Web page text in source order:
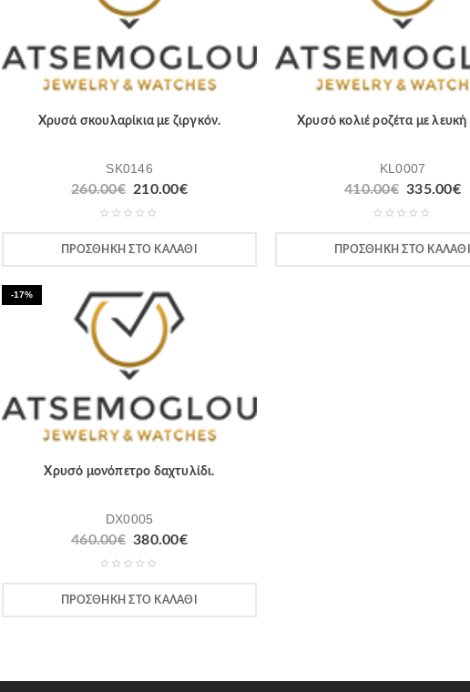
Χρυσά σκουλαρίκια με ζιργκόν.
SK0146
260.00€ 210.00€
ΠΡΟΣΘΉΚΗ ΣΤΟ ΚΑΛΆΘΙ
Χρυσό κολιέ ροζέτα με λευκή
KL0007
410.00€ 335.00€
ΠΡΟΣΘΉΚΗ ΣΤΟ ΚΑΛΆΘΙ
-17%
Χρυσό μονόπετρο δαχτυλίδι.
DX0005
460.00€ 380.00€
ΠΡΟΣΘΉΚΗ ΣΤΟ ΚΑΛΆΘΙ